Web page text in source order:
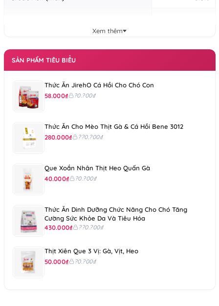
ME (kcal/kg)
Xem thêm
SẢN PHẨM TIÊU BIỂU
Thức Ăn JirehO Cá Hồi Cho Chó Con
58.000₫
?0.?00₫
Thức Ăn Cho Mèo Thịt Gà & Cá Hồi Bene 3012
280.000₫
??0.?00₫
Que Xoắn Nhân Thịt Heo Quấn Gà
40.000₫
?0.?00₫
Thức Ăn Dinh Dưỡng Chức Năng Cho Chó Tăng
Cường Sức Khỏe Da Và Tiêu Hóa
430.000₫
??0.?00₫
Thịt Xiên Que 3 Vị: Gà, Vịt, Heo
50.000₫
?0.?00₫